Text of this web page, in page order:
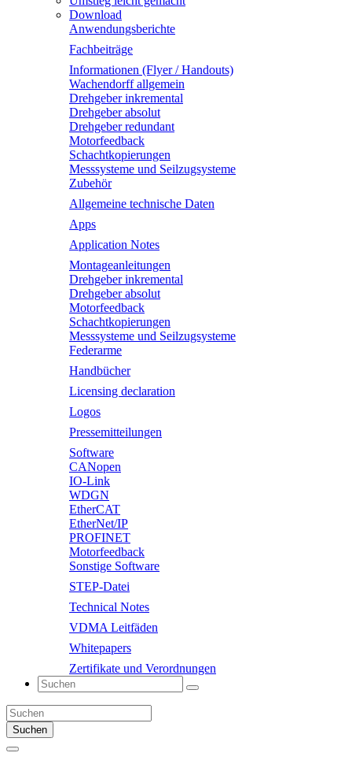
Download
Anwendungsberichte
Fachbeiträge
Informationen (Flyer / Handouts)
Wachendorff allgemein
Drehgeber inkremental
Drehgeber absolut
Drehgeber redundant
Motorfeedback
Schachtkopierungen
Messsysteme und Seilzugsysteme
Zubehör
Allgemeine technische Daten
Apps
Application Notes
Montageanleitungen
Drehgeber inkremental
Drehgeber absolut
Motorfeedback
Schachtkopierungen
Messsysteme und Seilzugsysteme
Federarme
Handbücher
Licensing declaration
Logos
Pressemitteilungen
Software
CANopen
IO-Link
WDGN
EtherCAT
EtherNet/IP
PROFINET
Motorfeedback
Sonstige Software
STEP-Datei
Technical Notes
VDMA Leitfäden
Whitepapers
Zertifikate und Verordnungen
Suchen